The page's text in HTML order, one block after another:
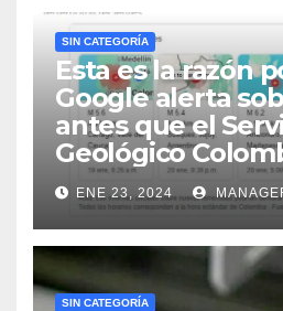
SIN CATEGORÍA
Esta es la razón
Google alerta
antes que el
Geológico
ENE 23, 2024
SIN CATEGORÍA